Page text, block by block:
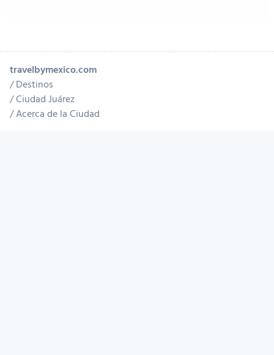
travelbymexico.com
Destinos
Ciudad Juárez
Acerca de la Ciudad